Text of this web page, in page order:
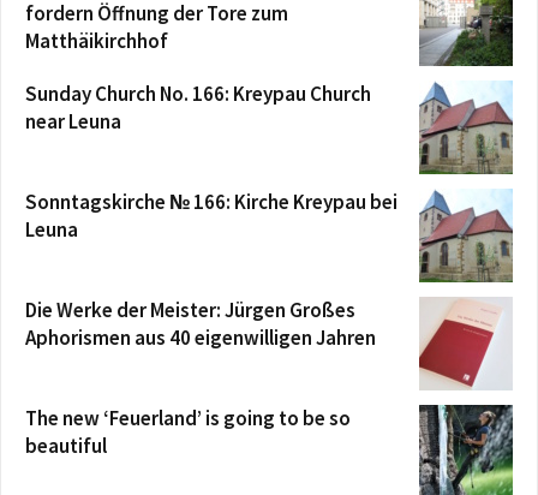
fordern Öffnung der Tore zum
Matthäikirchhof
Sunday Church No. 166: Kreypau Church
near Leuna
Sonntagskirche № 166: Kirche Kreypau bei
Leuna
Die Werke der Meister: Jürgen Großes
Aphorismen aus 40 eigenwilligen Jahren
The new ‘Feuerland’ is going to be so
beautiful